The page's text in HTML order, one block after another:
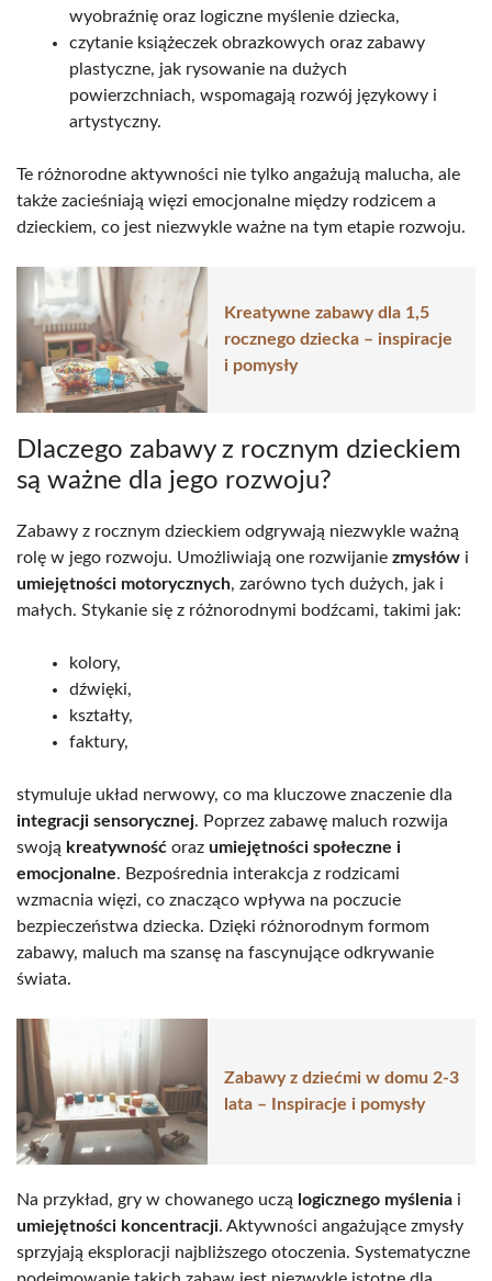
wyobraźnię oraz logiczne myślenie dziecka,
czytanie książeczek obrazkowych oraz zabawy
plastyczne, jak rysowanie na dużych
powierzchniach, wspomagają rozwój językowy i
artystyczny.
Te różnorodne aktywności nie tylko angażują malucha, ale
także zacieśniają więzi emocjonalne między rodzicem a
dzieckiem, co jest niezwykle ważne na tym etapie rozwoju.
Kreatywne zabawy dla 1,5
rocznego dziecka – inspiracje
i pomysły
Dlaczego zabawy z rocznym dzieckiem
są ważne dla jego rozwoju?
Zabawy z rocznym dzieckiem odgrywają niezwykle ważną
rolę w jego rozwoju. Umożliwiają one rozwijanie zmysłów i
umiejętności motorycznych, zarówno tych dużych, jak i
małych. Stykanie się z różnorodnymi bodźcami, takimi jak:
kolory,
dźwięki,
kształty,
faktury,
stymuluje układ nerwowy, co ma kluczowe znaczenie dla
integracji sensorycznej. Poprzez zabawę maluch rozwija
swoją kreatywność oraz umiejętności społeczne i
emocjonalne. Bezpośrednia interakcja z rodzicami
wzmacnia więzi, co znacząco wpływa na poczucie
bezpieczeństwa dziecka. Dzięki różnorodnym formom
zabawy, maluch ma szansę na fascynujące odkrywanie
świata.
Zabawy z dziećmi w domu 2-3
lata – Inspiracje i pomysły
Na przykład, gry w chowanego uczą logicznego myślenia i
umiejętności koncentracji. Aktywności angażujące zmysły
sprzyjają eksploracji najbliższego otoczenia. Systematyczne